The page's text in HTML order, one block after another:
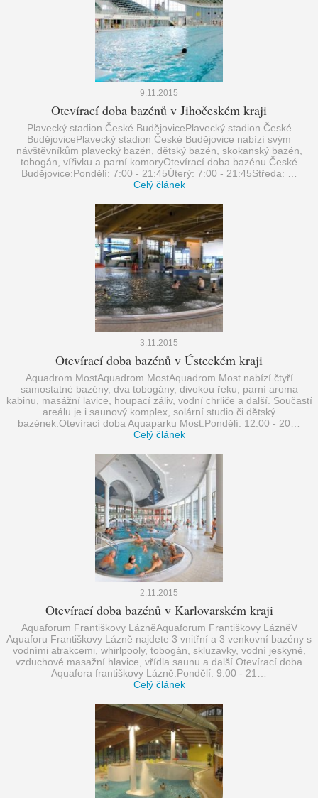
9.11.2015
Otevírací doba bazénů v Jihočeském kraji
Plavecký stadion České BudějovicePlavecký stadion České
BudějovicePlavecký stadion České Budějovice nabízí svým
návštěvníkům plavecký bazén, dětský bazén, skokanský bazén,
tobogán, vířivku a parní komoryOtevírací doba bazénu České
Budějovice:Pondělí: 7:00 - 21:45Úterý: 7:00 - 21:45Středa: …
Celý článek
3.11.2015
Otevírací doba bazénů v Ústeckém kraji
Aquadrom MostAquadrom MostAquadrom Most nabízí čtyří
samostatné bazény, dva tobogány, divokou řeku, parní aroma
kabinu, masážní lavice, houpací záliv, vodní chrliče a další. Součastí
areálu je i saunový komplex, solární studio či dětský
bazének.Otevírací doba Aquaparku Most:Pondělí: 12:00 - 20…
Celý článek
2.11.2015
Otevírací doba bazénů v Karlovarském kraji
Aquaforum Františkovy LázněAquaforum Františkovy LázněV
Aquaforu Františkovy Lázně najdete 3 vnitřní a 3 venkovní bazény s
vodními atrakcemi, whirlpooly, tobogán, skluzavky, vodní jeskyně,
vzduchové masažní hlavice, vřídla saunu a další.Otevírací doba
Aquafora františkovy Lázně:Pondělí: 9:00 - 21…
Celý článek